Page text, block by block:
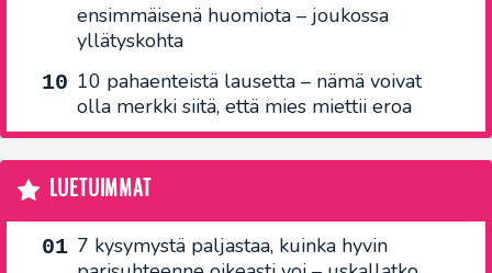
ensimmäisenä huomiota – joukossa
yllätyskohta
10 pahaenteistä lausetta – nämä voivat
olla merkki siitä, että mies miettii eroa
LUETUIMMAT
7 kysymystä paljastaa, kuinka hyvin